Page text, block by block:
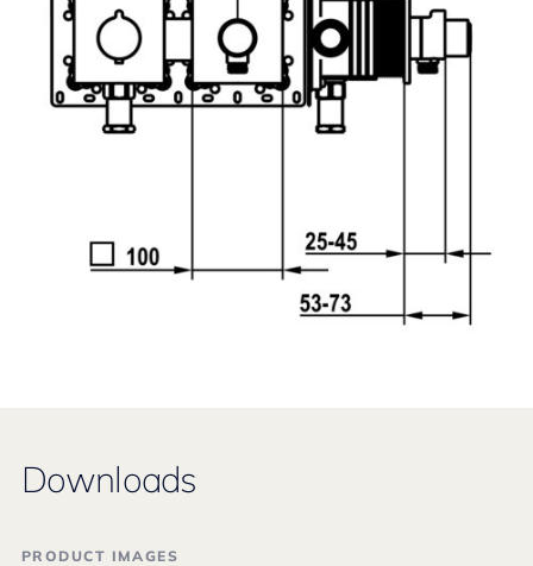
Downloads
PRODUCT IMAGES